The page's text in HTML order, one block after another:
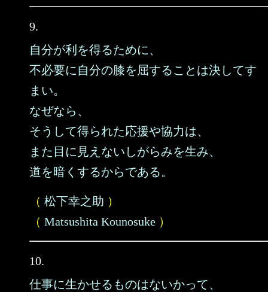
9.
自分が利を得るために、
不必要に自分の膝を屈することは決してす
まい。
なぜなら、
そうして得られた応援や協力は、
また目に見えないしがらみを生み、
道を暗くするからである。
（ 松下幸之助 ）
（ Matsushita Kounosuke ）
10.
仕事に生かせるものはないかって、